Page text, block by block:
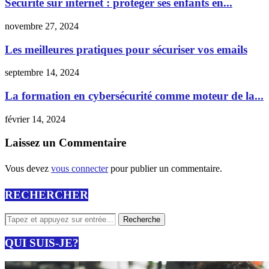
Sécurité sur internet : protéger ses enfants en...
novembre 27, 2024
Les meilleures pratiques pour sécuriser vos emails
septembre 14, 2024
La formation en cybersécurité comme moteur de la...
février 14, 2024
Laissez un Commentaire
Vous devez vous connecterpour publier un commentaire.
RECHERCHER
QUI SUIS-JE?